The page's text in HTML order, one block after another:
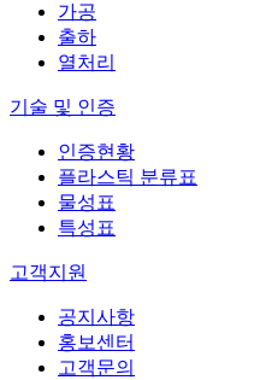
가공
출하
열처리
기술 및 인증
인증현황
플라스틱 분류표
물성표
특성표
고객지원
공지사항
홍보센터
고객문의